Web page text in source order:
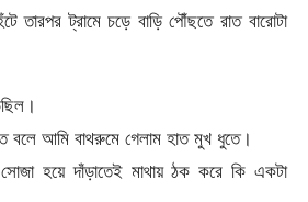
তারপর ট্রামে চড়ে বাড়ি পৌঁছতে রাত বারোটা
বলে আমি বাথরুমে গেলাম হাত মুখ ধুতে।
হয়ে দাঁড়াতেই মাথায় ঠক করে কি একটা